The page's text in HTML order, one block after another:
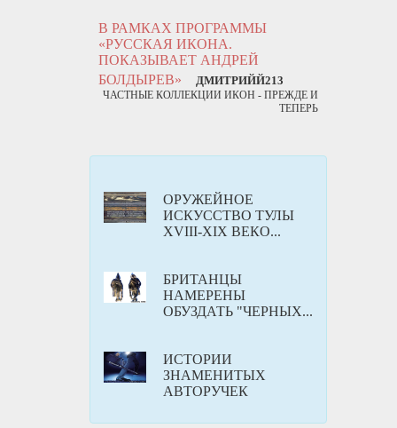
В РАМКАХ ПРОГРАММЫ
«РУССКАЯ ИКОНА.
ПОКАЗЫВАЕТ АНДРЕЙ
БОЛДЫРЕВ»
ДМИТРИЙЙ213
ЧАСТНЫЕ КОЛЛЕКЦИИ ИКОН - ПРЕЖДЕ И
ТЕПЕРЬ
ОРУЖЕЙНОЕ
ИСКУССТВО ТУЛЫ
XVIII-XIX ВЕКО...
БРИТАНЦЫ
НАМЕРЕНЫ
ОБУЗДАТЬ "ЧЕРНЫХ...
ИСТОРИИ
ЗНАМЕНИТЫХ
АВТОРУЧЕК